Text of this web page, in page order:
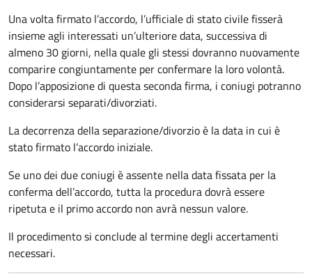
Una volta firmato l’accordo, l’ufficiale di stato civile fisserà
insieme agli interessati un’ulteriore data, successiva di
almeno 30 giorni, nella quale gli stessi dovranno nuovamente
comparire congiuntamente per confermare la loro volontà.
Dopo l’apposizione di questa seconda firma, i coniugi potranno
considerarsi separati/divorziati.
La decorrenza della separazione/divorzio è la data in cui è
stato firmato l’accordo iniziale.
Se uno dei due coniugi è assente nella data fissata per la
conferma dell’accordo, tutta la procedura dovrà essere
ripetuta e il primo accordo non avrà nessun valore.
Il procedimento si conclude al termine degli accertamenti
necessari.